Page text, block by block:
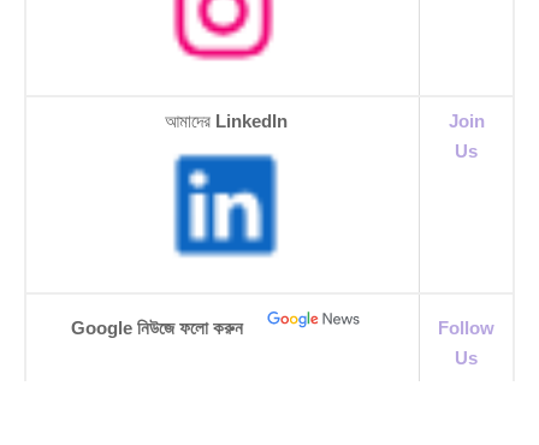
আমাদের LinkedIn
Join
Us
Google নিউজে ফলো করুন
Follow
Us